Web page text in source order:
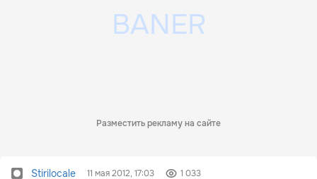
Разместить рекламу на сайте
Stirilocale 11 мая 2012, 17:03 1 033